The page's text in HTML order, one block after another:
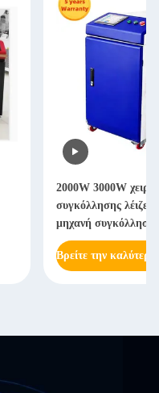
2000W 3000W
συγκόλλησης λέιζερ
μηχανή συγκόλλησης
Βρείτε την καλύτερη